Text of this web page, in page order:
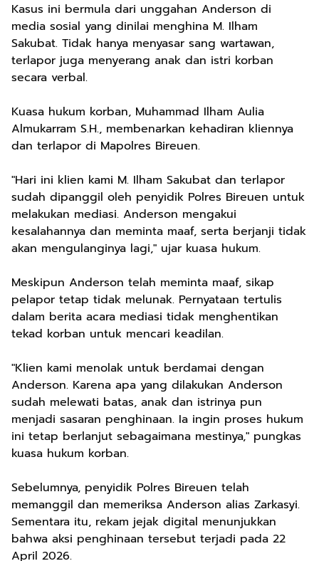
​Kasus ini bermula dari unggahan Anderson di
media sosial yang dinilai menghina M. Ilham
Sakubat. Tidak hanya menyasar sang wartawan,
terlapor juga menyerang anak dan istri korban
secara verbal.
​Kuasa hukum korban, Muhammad Ilham Aulia
Almukarram S.H., membenarkan kehadiran kliennya
dan terlapor di Mapolres Bireuen.
​"Hari ini klien kami M. Ilham Sakubat dan terlapor
sudah dipanggil oleh penyidik Polres Bireuen untuk
melakukan mediasi. Anderson mengakui
kesalahannya dan meminta maaf, serta berjanji tidak
akan mengulanginya lagi," ujar kuasa hukum.
​Meskipun Anderson telah meminta maaf, sikap
pelapor tetap tidak melunak. Pernyataan tertulis
dalam berita acara mediasi tidak menghentikan
tekad korban untuk mencari keadilan.
​"Klien kami menolak untuk berdamai dengan
Anderson. Karena apa yang dilakukan Anderson
sudah melewati batas, anak dan istrinya pun
menjadi sasaran penghinaan. Ia ingin proses hukum
ini tetap berlanjut sebagaimana mestinya," pungkas
kuasa hukum korban.
​Sebelumnya, penyidik Polres Bireuen telah
memanggil dan memeriksa Anderson alias Zarkasyi.
Sementara itu, rekam jejak digital menunjukkan
bahwa aksi penghinaan tersebut terjadi pada 22
April 2026.